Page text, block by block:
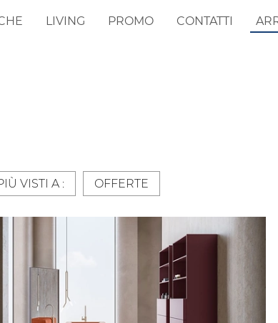
LIVING PROMO CONTATTI
VISTI A : OFFERTE